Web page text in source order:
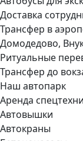
Доставка
Трансфер в
Домодедово,
Ритуальные
Трансфер до
Наш автопарк
Аренда
Автовышки
Автокраны